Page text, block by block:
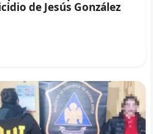
de Jesús González